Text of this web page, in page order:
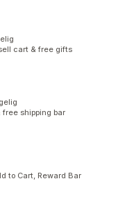
cart & free gifts
free shipping bar
to Cart, Reward Bar